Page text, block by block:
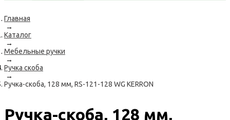
Главная
→
Каталог
→
Мебельные ручки
→
Ручка скоба
→
Ручка-скоба, 128 мм, RS-121-128 WG KERRON
Ручка-скоба, 128 мм,